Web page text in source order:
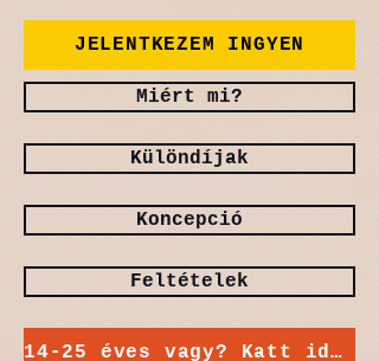
JELENTKEZEM INGYEN
Miért mi?
Különdíjak
Koncepció
Feltételek
14-25 éves vagy? Katt ide!